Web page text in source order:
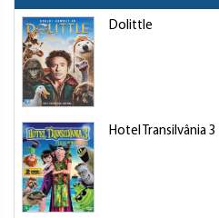
Dolittle
Hotel Transilvânia